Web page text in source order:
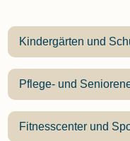
Kindergärten und
Pflege- und
Fitnesscenter und